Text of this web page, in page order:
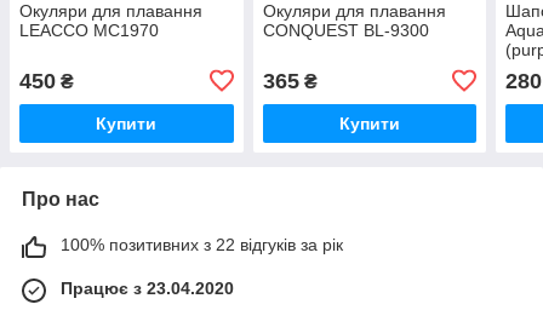
Окуляри для плавання
LEACCO MC1970
450 ₴
Купити
Окуляри для плавання
CONQUEST BL-9300
365₴
Купити
280
Про нас
100% позитивних з 22 відгуків за рік
Працює з 23.04.2020